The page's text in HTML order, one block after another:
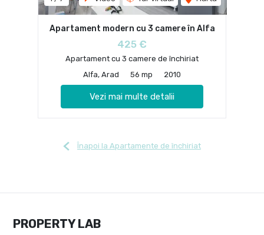
Apartament modern cu 3 camere în Alfa
425 €
Apartament cu 3 camere de închiriat
Alfa, Arad
56 mp 2010
Vezi mai multe detalii
Înapoi la Apartamente de închiriat
PROPERTY LAB